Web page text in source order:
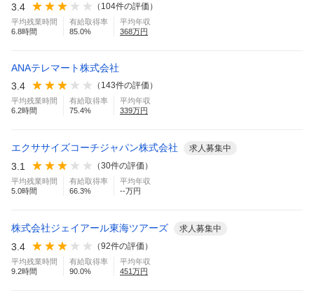
3.4
（ 104件の評価）
平均残業時間
6.8時間
有給取得率
85.0%
平均年収
368万円
ANAテレマート株式会社
3.4
（ 143件の評価）
平均残業時間
6.2時間
有給取得率
75.4%
平均年収
339万円
エクササイズコーチジャパン株式会社 求人募集中
3.1 （30件の評価）
平均残業時間
5.0時間
有給取得率
66.3%
平均年収
--万円
株式会社ジェイアール東海ツアーズ 求人募集中
3.4 （92件の評価）
平均残業時間
9.2時間
有給取得率
90.0%
平均年収
451 万円